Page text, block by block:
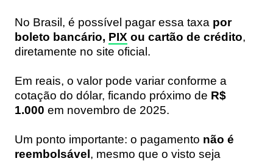
No Brasil, é possível pagar essa taxa por
boleto bancário, PIX ou cartão de crédito,
diretamente no site oficial.
Em reais, o valor pode variar conforme a
cotação do dólar, ficando próximo de R$
1.000 em novembro de 2025.
Um ponto importante: o pagamento não é
reembolsável, mesmo que o visto seja